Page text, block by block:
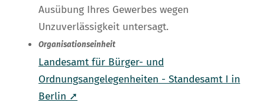
Ausübung Ihres Gewerbes wegen
Unzuverlässigkeit untersagt.
Organisationseinheit
Landesamt für Bürger- und
Ordnungsangelegenheiten - Standesamt I in
Berlin ➚